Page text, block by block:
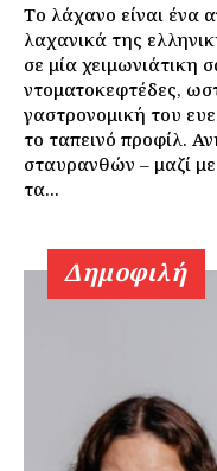
Το λάχανο είναι ένα
λαχανικά της
σε μία χειμωνιάτικη
ντοματοκεφτέδες,
γαστρονομική του
το ταπεινό προφίλ.
σταυρανθών – μαζί
τα...
Δημοφιλή